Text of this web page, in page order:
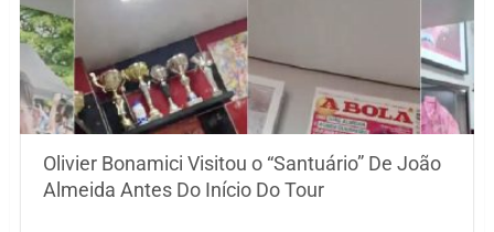
Olivier Bonamici Visitou o “Santuário” De João
Almeida Antes Do Início Do Tour